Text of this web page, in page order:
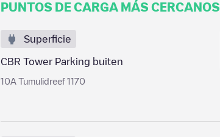
PUNTOS DE CARGA MÁS CERCANOS
Superficie
CBR Tower Parking buiten
10A Tumulidreef 1170